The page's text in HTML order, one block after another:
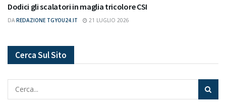
Dodici gli scalatori in maglia tricolore CSI
DA REDAZIONE TGYOU24.IT 21 LUGLIO 2026
Cerca Sul Sito